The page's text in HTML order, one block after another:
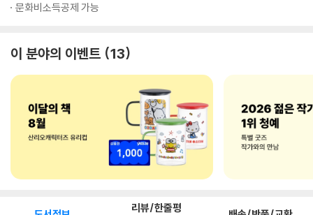
문화비소득공제 가능
이 분야의 이벤트 13
리뷰/한줄평